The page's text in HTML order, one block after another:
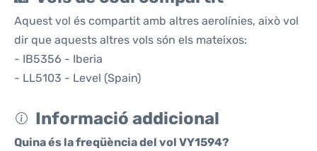
Aquest vol és compartit amb altres aerolínies, això vol
dir que aquests altres vols són els mateixos:
- IB5356 - Iberia
- LL5103 - Level (Spain)
Informació addicional
Quina és la freqüència del vol VY1594?